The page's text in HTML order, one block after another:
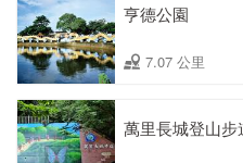
亨德公園
7.07 公里
萬里長城登山